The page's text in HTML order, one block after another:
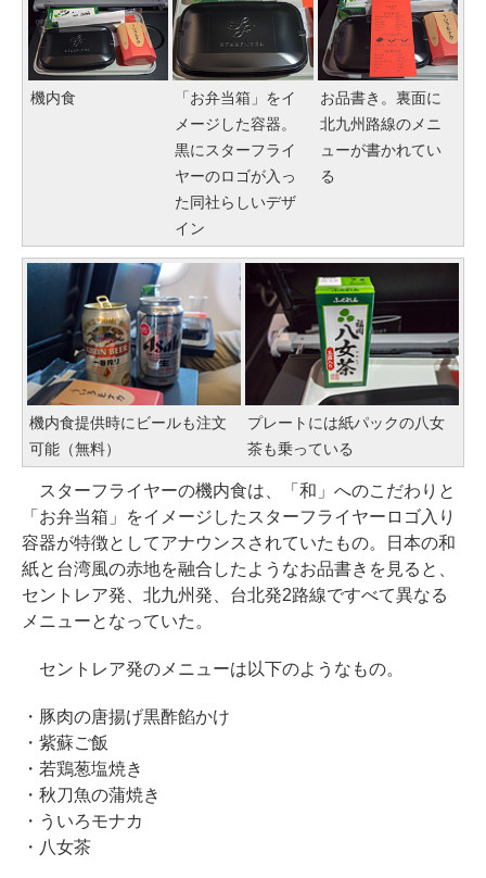
機内食
「お弁当箱」をイ
メージした容器。
黒にスターフライ
ヤーのロゴが入っ
た同社らしいデザ
イン
お品書き。裏面に
北九州路線のメニ
ューが書かれてい
る
機内食提供時にビールも注文
可能（無料）
プレートには紙パックの八女
茶も乗っている
スターフライヤーの機内食は、「和」へのこだわりと
「お弁当箱」をイメージしたスターフライヤーロゴ入り
容器が特徴としてアナウンスされていたもの。日本の和
紙と台湾風の赤地を融合したようなお品書きを見ると、
セントレア発、北九州発、台北発2路線ですべて異なる
メニューとなっていた。
セントレア発のメニューは以下のようなもの。
・豚肉の唐揚げ黒酢餡かけ
・紫蘇ご飯
・若鶏葱塩焼き
・秋刀魚の蒲焼き
・ういろモナカ
・八女茶